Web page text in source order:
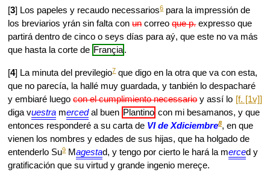
[3] Los papeles y recaudo necessarios6para la impressión de
los breviarios yrán sin falta conuncorreoque p.expresso que
partirá dentro de cinco o seys días para aý, que este no va más
que hasta la corte de Françia.
[4] La minuta del previlegio7que digo en la otra que va con esta,
que no parecía, la hallé muy guardada, y tanbién lo despacharé
[f. [1v]]
y embiaré luegocon el cumplimiento necessarioy assí lo
diga vuestra mercedal buen Plantino con mi besamanos, y que
entonces responderé a su carta de VI de Xdiciembre8, en que
vienen los nombres y edades de sus hijas, que ha holgado de
entenderlo Su9Magestad, y tengo por cierto le hará la merced y
gratificación que su virtud y grande ingenio mereçe.